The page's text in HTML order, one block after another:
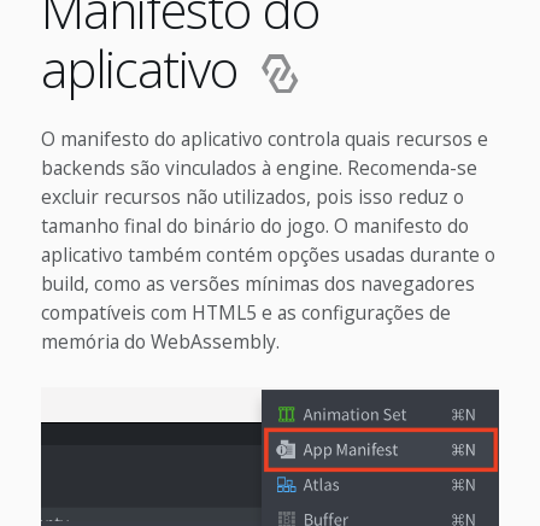
aplicativo
O manifesto do aplicativo controla quais recursos e
backends são vinculados à engine. Recomenda-se
excluir recursos não utilizados, pois isso reduz o
tamanho final do binário do jogo. O manifesto do
aplicativo também contém opções usadas durante o
build, como as versões mínimas dos navegadores
compatíveis com HTML5 e as configurações de
memória do WebAssembly.